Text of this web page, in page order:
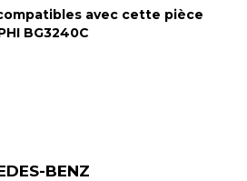
avec cette pièce
BG3240C
BENZ